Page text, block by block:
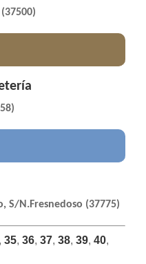
S/N.Fresnedoso (37775)
, 35, 36, 37, 38, 39, 40,